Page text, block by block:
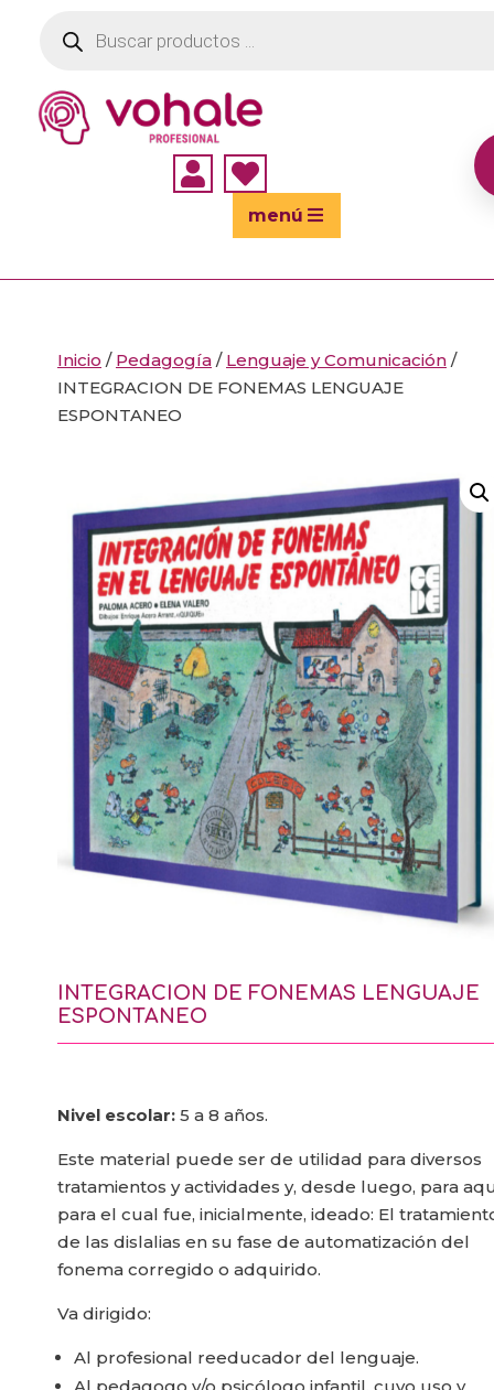
productos
 
menú
Inicio / Pedagogía / Lenguaje y Comunicación /
INTEGRACION DE FONEMAS LENGUAJE
ESPONTANEO
INTEGRACION DE FONEMAS LENGUAJE
ESPONTANEO
Nivel escolar: 5 a 8 años.
Este material puede ser de utilidad para diversos
tratamientos y ac­tividades y, desde luego, para
para el cual fue, inicialmente, ideado: El
de las dislalias en su fase de automatización del
fonema corregido o adquirido.
Va dirigido:
Al profesional reeducador del lenguaje.